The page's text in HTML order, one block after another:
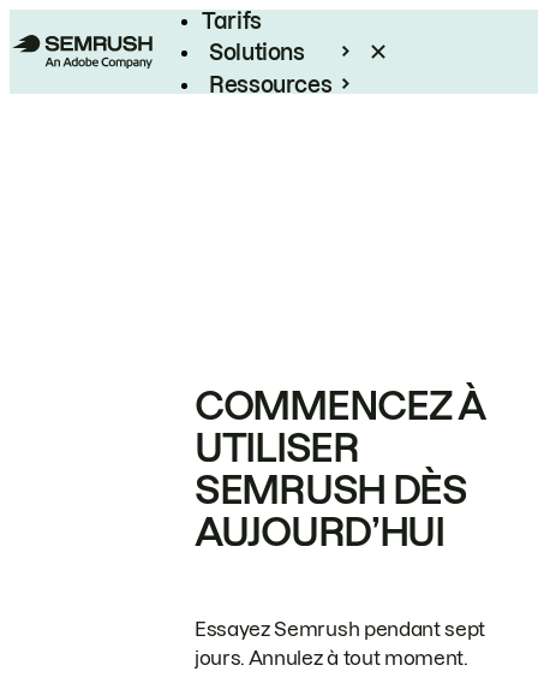
Tarifs
Solutions
Ressources
COMMENCEZ À
UTILISER
SEMRUSH DÈS
AUJOURD’HUI
Essayez Semrush pendant sept
jours. Annulez à tout moment.